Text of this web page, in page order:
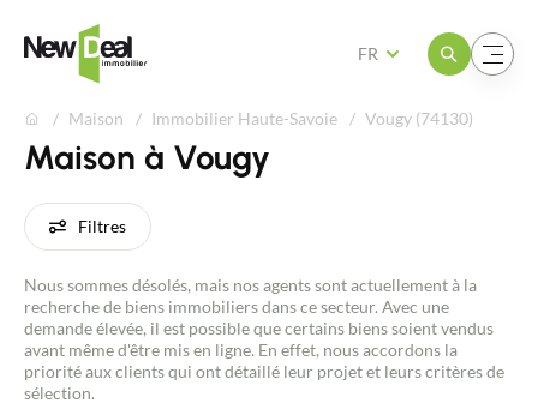
Ouvrir le menuOuvrir le menu
FR
Maison Immobilier Haute-Savoie Vougy (74130)
Maison à Vougy
Filtres
Nous sommes désolés, mais nos agents sont actuellement à la
recherche de biens immobiliers dans ce secteur. Avec une
demande élevée, il est possible que certains biens soient vendus
avant même d'être mis en ligne. En effet, nous accordons la
priorité aux clients qui ont détaillé leur projet et leurs critères de
sélection.